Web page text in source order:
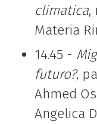
climatica,
Materia
14.45 -
futuro?,
Ahmed
Angelica